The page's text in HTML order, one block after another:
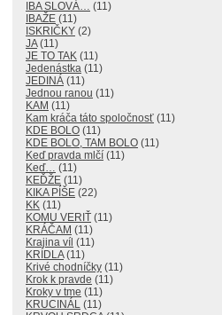
IBA SLOVÁ… (11)
IBAŽE (11)
ISKRIČKY (2)
JA(11)
JE TO TAK (11)
Jedenástka (11)
JEDINÁ (11)
Jednou ranou (11)
KAM (11)
Kam kráča táto spoločnosť (11)
KDE BOLO (11)
KDE BOLO, TAM BOLO (11)
Keď pravda mlčí (11)
Keď… (11)
KEĎŽE (11)
KIKA PÍŠE (22)
KK (11)
KOMU VERIŤ (11)
KRÁČAM (11)
Krajina víl (11)
KRÍDLA(11)
Krivé chodníčky (11)
Krok k pravde (11)
Kroky v tme (11)
KRUCINÁL (11)